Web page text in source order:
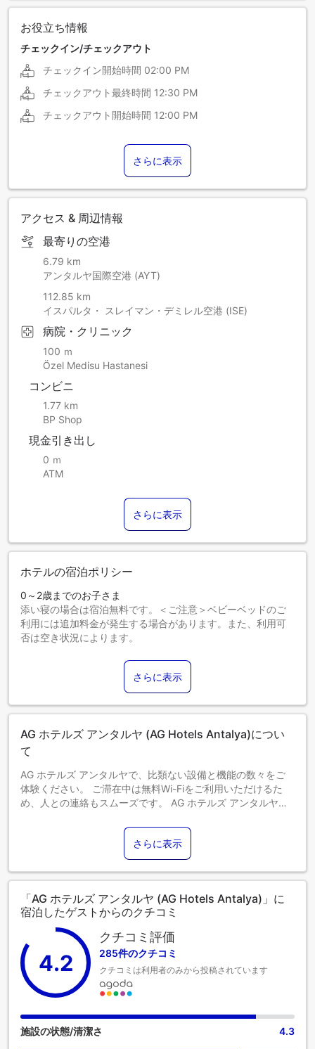
お役立ち情報
チェックイン/チェックアウト
チェックイン開始時間 02:00 PM
チェックアウト最終時間 12:30 PM
チェックアウト開始時間 12:00 PM
さらに表示
アクセス & 周辺情報
最寄りの空港
6.79 km
アンタルヤ国際空港 (AYT)
112.85 km
イスパルタ・ スレイマン・デミレル空港 (ISE)
病院・クリニック
100 ｍ
Özel Medisu Hastanesi
コンビニ
1.77 km
BP Shop
現金引き出し
0 ｍ
ATM
さらに表示
ホテルの宿泊ポリシー
0～2歳までのお子さま
添い寝の場合は宿泊無料です。＜ご注意＞ベビーベッドのご
利用には追加料金が発生する場合があります。また、利用可
否は空き状況によります。
添い寝の場合は宿泊無料です。
6歳以上のゲストは大人とみなされます。
エキストラベッドの追加可否は、お部屋タイプにより異なり
ます。各部屋タイプ欄の記載をご確認ください。
さらに表示
AG ホテルズ アンタルヤ (AG Hotels Antalya)につい
て
AG ホテルズ アンタルヤで、比類ない設備と機能の数々をご
体験ください。 ご滞在中は無料Wi-Fiをご利用いただけるた
め、人との連絡もスムーズです。 AG ホテルズ アンタルヤが
の他のアクティビティへの参加を手軽にします。お車でお越
しのお客様には、無料駐車場をご用意しております。コンシ
ェルジュサービスなど、フロントデスクで必要なサポートを
いつでも受けることができます。 市内の一流エンターテイメ
サービスがお手伝いいたします。 AG ホテルズ アンタルヤに
はランドリーサービスがあり、衣類を清潔に保つことができ
るため、最小限の荷物で旅行できます。 また、室内設備・サ
ービスとしてルームサービスをご用意しておりますので、快
適なご滞在をお楽しみいただけます。 すべてのゲストとスタ
ッフの健康とウェルビーイングのため、喫煙は決められた区
域のみに制限されています。 AG ホテルズ アンタルヤでは、
快適なご滞在をサポートする便利な設備とサービスを備えた
客室をご用意しています。 より楽しい滞在のために、当宿泊
施設の一部の客室にはエアコンまたはリネンサービスを備え
さらに表示
「AG ホテルズ アンタルヤ (AG Hotels Antalya)」に
宿泊したゲストからのクチコミ
4.2
クチコミ評価
285件のクチコミ
クチコミは利用者のみから投稿されています
施設の状態/清潔さ 4.3